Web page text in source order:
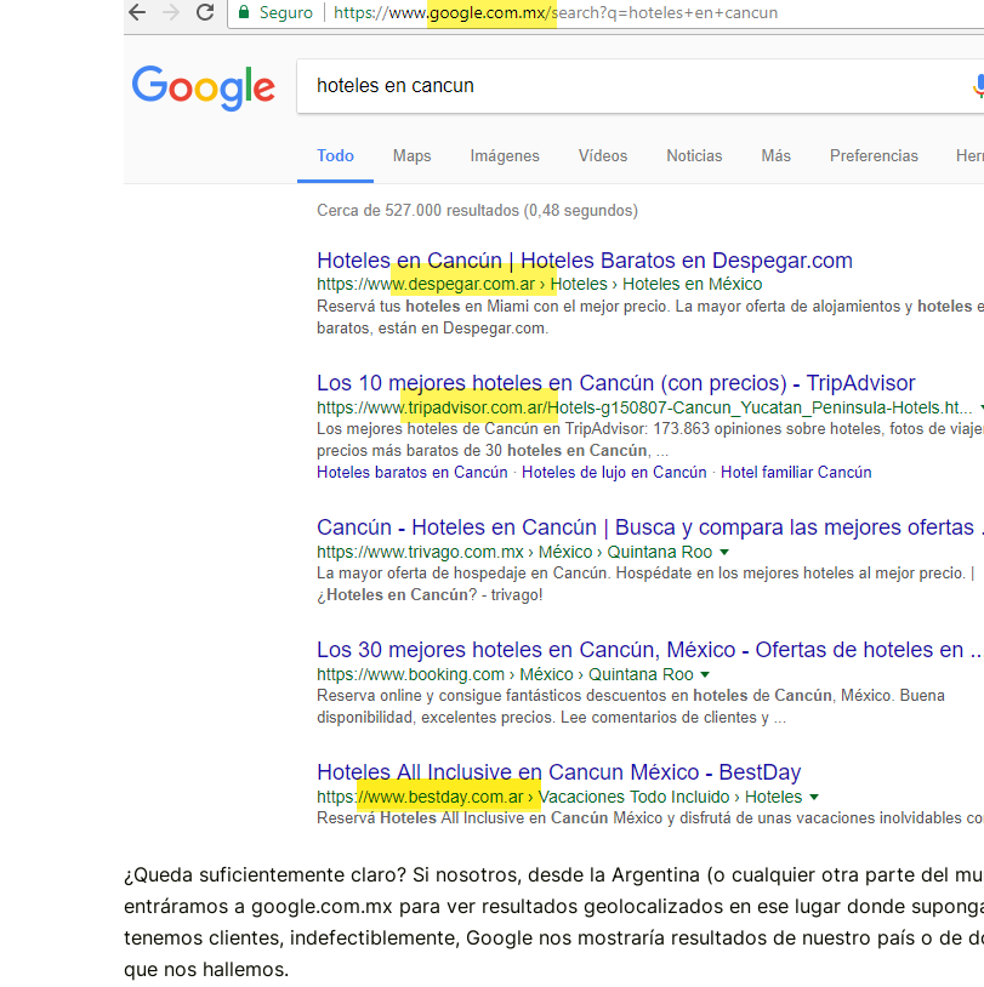
¿Queda suficientemente claro? Si nosotros, desde la Argentina (o cualquier otra parte del
entráramos a google.com.mx para ver resultados geolocalizados en ese lugar donde
tenemos clientes, indefectiblemente, Google nos mostraría resultados de nuestro país o de
que nos hallemos.